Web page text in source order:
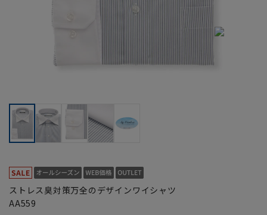
ストレス臭対策万全のデザインワイシャツ
AA559